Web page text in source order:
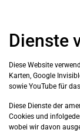
Dienste
Diese Website
Karten, Google
sowie YouTube für
Diese Dienste der
Cookies und
wobei wir davon